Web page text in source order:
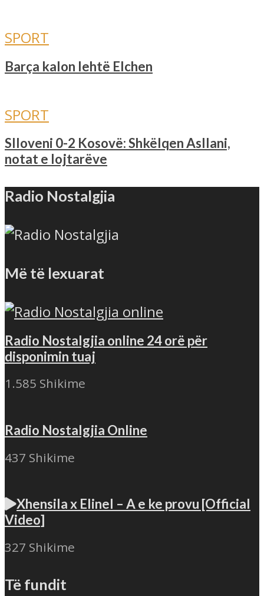
SPORT
Barça kalon lehtë Elchen
SPORT
Slloveni 0-2 Kosovë: Shkëlqen Asllani,
notat e lojtarëve
Radio Nostalgjia
Më të lexuarat
Radio Nostalgjia online 24 orë për
disponimin tuaj
1.585 Shikime
Radio Nostalgjia Online
437 Shikime
Xhensila x Elinel – A e ke provu [Official
Video]
327 Shikime
Të fundit